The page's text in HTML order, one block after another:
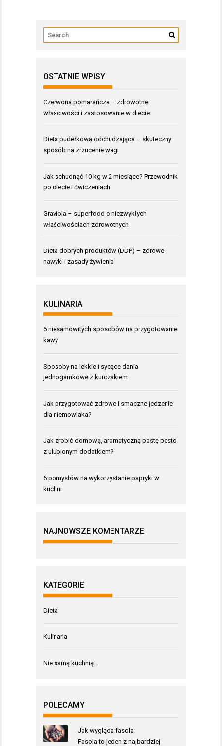
OSTATNIE WPISY
Czerwona pomarańcza – zdrowotne
właściwości i zastosowanie w diecie
Dieta pudełkowa odchudzająca – skuteczny
sposób na zrzucenie wagi
Jak schudnąć 10 kg w 2 miesiące? Przewodnik
po diecie i ćwiczeniach
Graviola – superfood o niezwykłych
właściwościach zdrowotnych
Dieta dobrych produktów (DDP) – zdrowe
nawyki i zasady żywienia
KULINARIA
6 niesamowitych sposobów na przygotowanie
kawy
Sposoby na lekkie i sycące dania
jednogarnkowe z kurczakiem
Jak przygotować zdrowe i smaczne jedzenie
dla niemowlaka?
Jak zrobić domową, aromatyczną pastę pesto
z ulubionym dodatkiem?
6 pomysłów na wykorzystanie papryki w
kuchni
NAJNOWSZE KOMENTARZE
KATEGORIE
Dieta
Kulinaria
Nie samą kuchnią…
POLECAMY
Jak wygląda fasola
Fasola to jeden z najbardziej